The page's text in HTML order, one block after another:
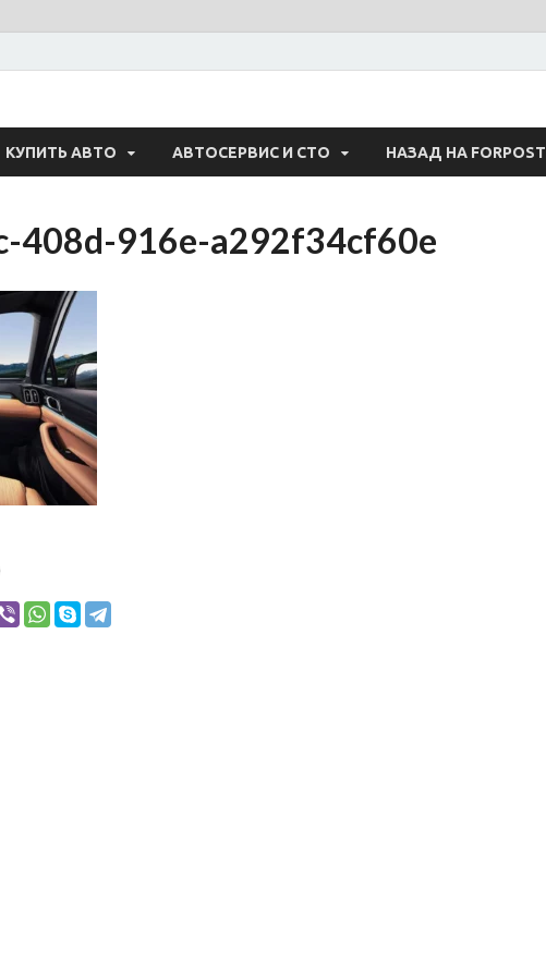
— Авто
КУПИТЬ АВТО АВТОСЕРВИС И СТО НАЗАД НА FORPOST
408d-916e-a292f34cf60e